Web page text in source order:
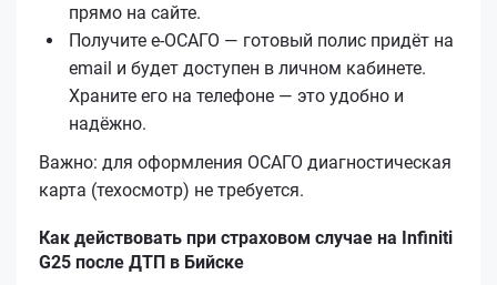
прямо на сайте.
Получите е‑ОСАГО — готовый полис придёт на
email и будет доступен в личном кабинете.
Храните его на телефоне — это удобно и
надёжно.
Важно: для оформления ОСАГО диагностическая
карта (техосмотр) не требуется.
Как действовать при страховом случае на Infiniti
G25 после ДТП в Бийске